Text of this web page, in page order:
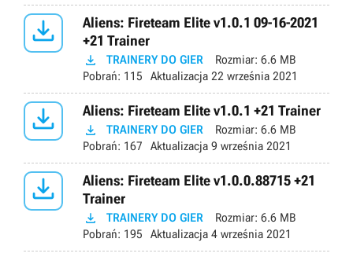

Aliens: Fireteam Elite v1.0.1 09-16-2021
+21 Trainer
 TRAINERY DO GIER Rozmiar: 6.6 MB
Pobrań: 115 Aktualizacja 22 września 2021
 Aliens: Fireteam Elite v1.0.1 +21 Trainer
 TRAINERY DO GIER Rozmiar: 6.6 MB
Pobrań: 167 Aktualizacja 9 września 2021

Aliens: Fireteam Elite v1.0.0.88715 +21
Trainer
 TRAINERY DO GIER Rozmiar: 6.6 MB
Pobrań: 195 Aktualizacja 4 września 2021